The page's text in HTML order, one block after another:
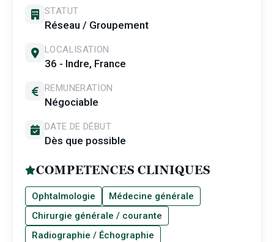
STATUT
Réseau / Groupement
LOCALISATION
36 - Indre, France
REMUNERATION
Négociable
DATE DE DÉBUT
Dès que possible
COMPETENCES CLINIQUES
Ophtalmologie
Médecine générale
Chirurgie générale / courante
Radiographie / Échographie